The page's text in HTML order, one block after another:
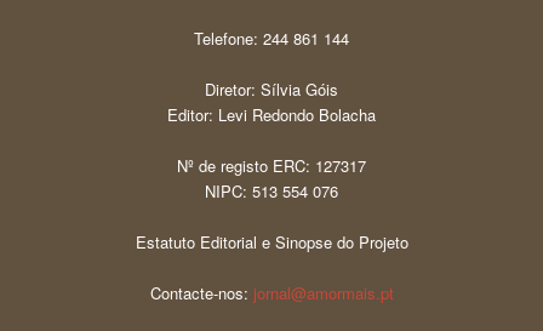
Telefone: 244 861 144
Diretor: Sílvia Góis
Editor: Levi Redondo Bolacha
Nº de registo ERC: 127317
NIPC: 513 554 076
Estatuto Editorial e Sinopse do Projeto
Contacte-nos: jornal@amormais.pt